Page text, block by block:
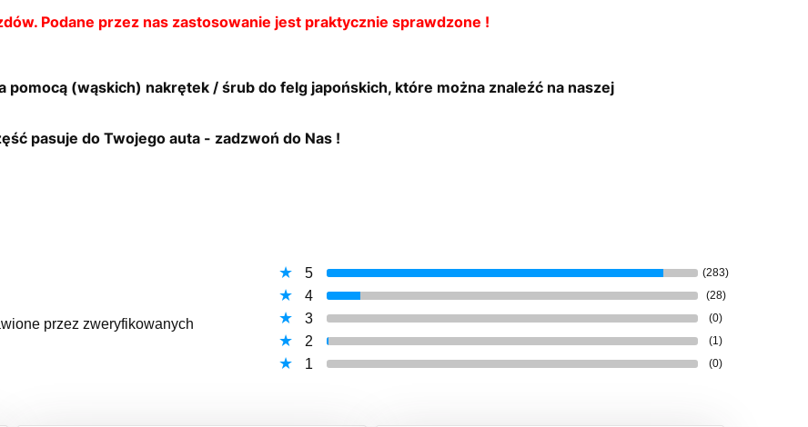
Podane przez nas zastosowanie jest praktycznie sprawdzone !
pomocą (wąskich) nakrętek / śrub do felg japońskich, które można znaleźć na naszej
pasuje do Twojego auta - zadzwoń do Nas !
przez zweryfikowanych
5 (283)
4 (28)
3 (0)
2 (1)
1 (0)